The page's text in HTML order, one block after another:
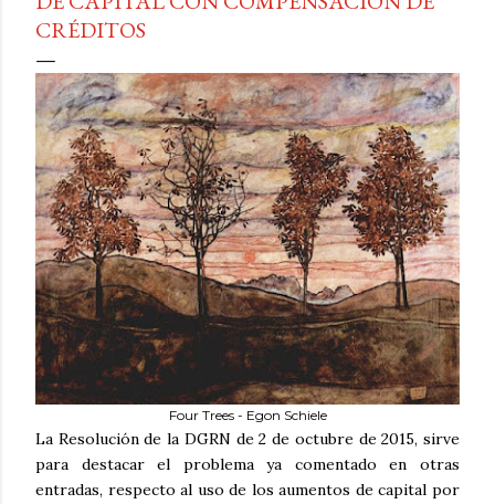
CRÉDITOS
Four Trees - Egon Schiele
La Resolución de la DGRN de 2 de octubre de 2015, sirve
para destacar el problema ya comentado en otras
entradas, respecto al uso de los aumentos de capital por